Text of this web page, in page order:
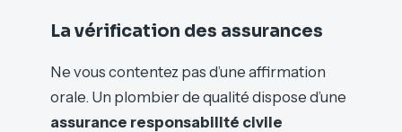
La vérification des assurances
Ne vous contentez pas d’une affirmation
orale. Un plombier de qualité dispose d’une
assurance responsabilité civile